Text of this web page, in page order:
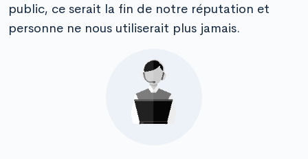
public, ce serait la fin de notre réputation et
personne ne nous utiliserait plus jamais.